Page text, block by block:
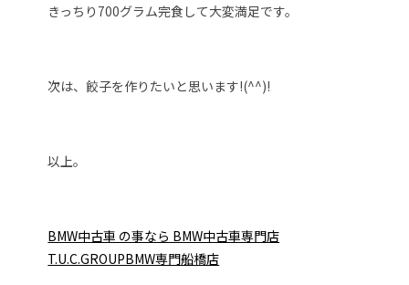
きっちり700グラム完食して大変満足です。
次は、餃子を作りたいと思います!(^^)!
以上。
BMW中古車 の事なら BMW中古車専門店
T.U.C.GROUPBMW専門船橋店